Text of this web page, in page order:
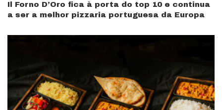
Il Forno D’Oro fica à porta do top 10 e continua
a ser a melhor pizzaria portuguesa da Europa